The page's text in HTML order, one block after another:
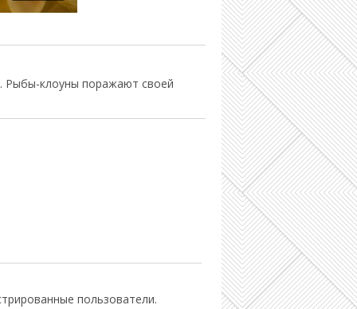
Рыбы-клоуны поражают своей
пользователи.